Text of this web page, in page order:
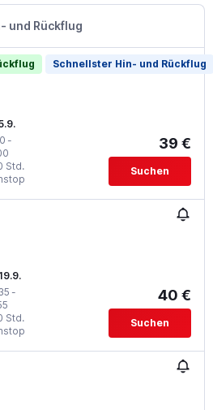
und Rückflug
Schnellster Hin- und Rückflug
-
Std.
39 €
Suchen
-
Std.
40 €
Suchen